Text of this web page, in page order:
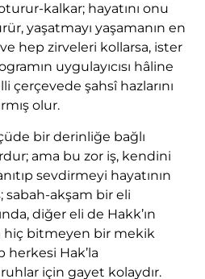
kalkar; hayatını onu
yaşatmayı yaşamanın en
hep zirveleri kollarsa, ister
uygulayıcısı hâline
çerçevede şahsî hazlarını
olur.
bir derinliğe bağlı
ama bu zor iş, kendini
sevdirmeyi hayatının
sabah-akşam bir eli
diğer eli de Hakk’ın
hiç bitmeyen bir mekik
Hak’la
için gayet kolaydır.